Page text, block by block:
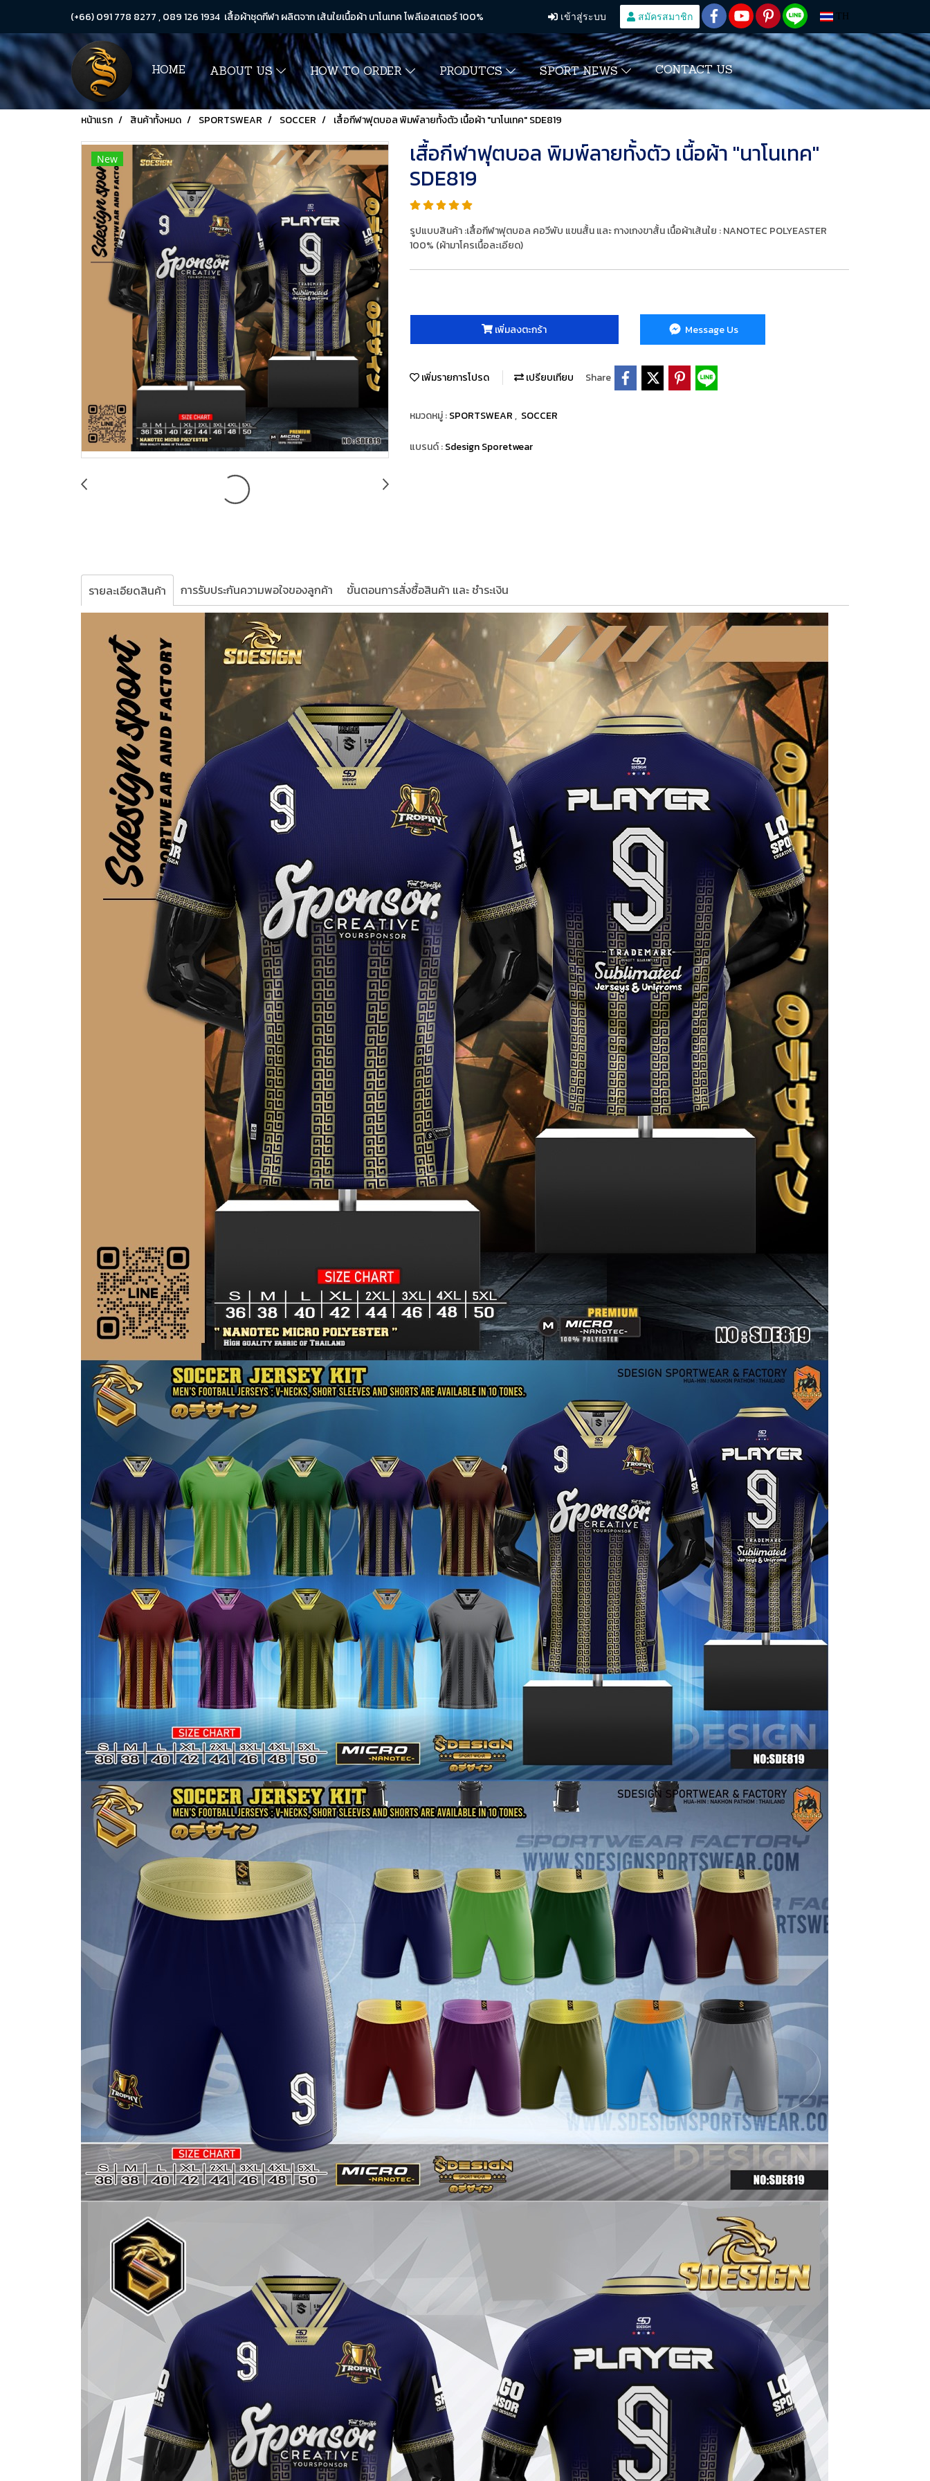
(+66) 091 778 8277 , 089 126 1934 เสื้อผ้าชุดกีฬา ผลิตจาก เส้นใยเนื้อผ้า นาโนเทค โพลีเอสเตอร์ 100% เข้าสู่ระบบ สมัครสมาชิก TH
HOME ABOUT US HOW TO ORDER PRODUTCS SPORT NEWS CONTACT US
หน้าแรก สินค้าทั้งหมด SPORTSWEAR SOCCER เสื้อกีฬาฟุตบอล พิมพ์ลายทั้งตัว เนื้อผ้า "นาโนเทค" SDE819
New
เสื้อกีฬาฟุตบอล พิมพ์ลายทั้งตัว เนื้อผ้า "นาโนเทค"
SDE819
รูปแบบสินค้า :เสื้อกีฬาฟุตบอล คอวีพับ แขนสั้น และ กางเกงขาสั้น เนื้อผ้าเส้นใย : NANOTEC POLYEASTER
100% (ผ้ามาโครเนื้อละเอียด)
เพิ่มลงตะกร้า Message Us
เพิ่มรายการโปรด เปรียบเทียบ Share
หมวดหมู่ :SPORTSWEAR, SOCCER
แบรนด์ :Sdesign Sporetwear
รายละเอียดสินค้า การรับประกันความพอใจของลูกค้า ขั้นตอนการสั่งซื้อสินค้า และ ชำระเงิน